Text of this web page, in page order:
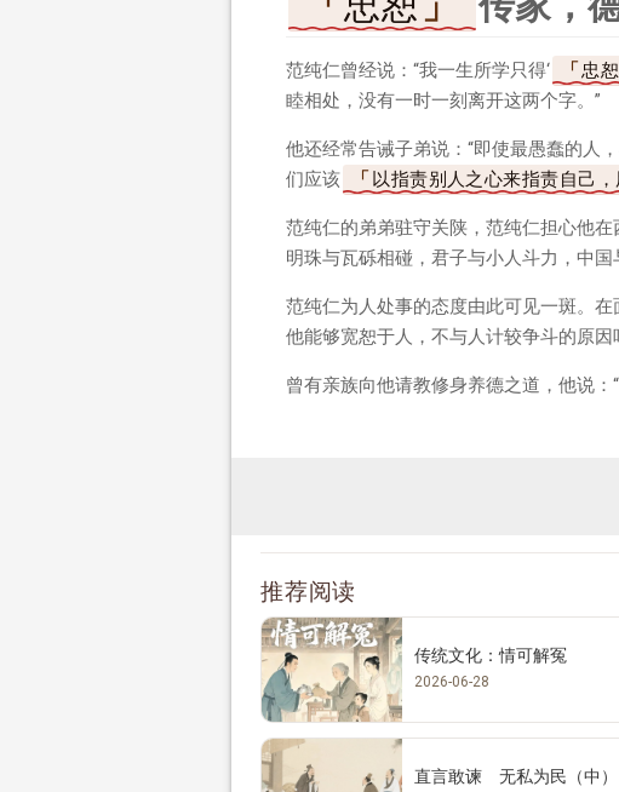
范纯仁曾经说：“我一生所学只得‘ 忠恕
睦相处，没有一时一刻离开这两个字。”
他还经常告诫子弟说：“即使最愚蠢的人
们应该
以指责别人之心来指责自己
范纯仁的弟弟驻守关陕，范纯仁担心他
明珠与瓦砾相碰，君子与小人斗力，中
范纯仁为人处事的态度由此可见一斑。
他能够宽恕于人，不与人计较争斗的原因
曾有亲族向他请教修身养德之道，他说：“
推荐阅读
传统文化：情可解冤
2026-06-28
直言敢谏 无私为民（中）